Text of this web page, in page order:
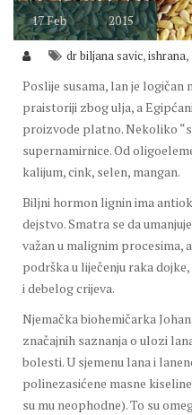
17Feb 2015
dr biljana savic,ishrana,
Poslije susama, lan je logičan
praistoriji zbog ulja, a
proizvode platno. Nekoliko
supernamirnice. Od
kalijum, cink, selen, mangan.
Biljni hormon lignin ima
dejstvo. Smatra se da
važan u malignim procesima,
podrška u liječenju raka
i debelog crijeva.
Njemačka biohemičarka
značajnih saznanja o ulozi
bolesti. U sjemenu lana i
polinezasićene masne
su mu neophodne). To su